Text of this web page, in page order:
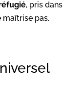
, pris
maîtrise pas.